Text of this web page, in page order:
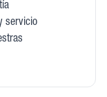
servicio